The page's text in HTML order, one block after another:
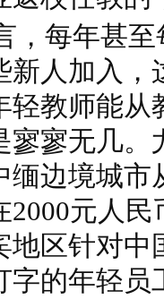
，每年甚
新人加入
轻教师能从
寥寥无几
缅边境城市
元人
地区针对中
的年轻员